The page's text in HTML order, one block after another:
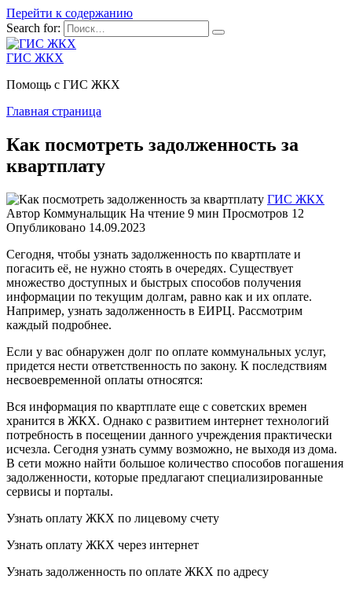
Перейти к содержанию
Search for:
ГИС ЖКХ
Помощь с ГИС ЖКХ
Главная страница
Как посмотреть задолженность за
квартплату
ГИС ЖКХ
Автор Коммунальщик На чтение 9 мин Просмотров 12
Опубликовано 14.09.2023
Сегодня, чтобы узнать задолженность по квартплате и
погасить её, не нужно стоять в очередях. Существует
множество доступных и быстрых способов получения
информации по текущим долгам, равно как и их оплате.
Например, узнать задолженность в ЕИРЦ. Рассмотрим
каждый подробнее.
Если у вас обнаружен долг по оплате коммунальных услуг,
придется нести ответственность по закону. К последствиям
несвоевременной оплаты относятся:
Вся информация по квартплате еще с советских времен
хранится в ЖКХ. Однако с развитием интернет технологий
потребность в посещении данного учреждения практически
исчезла. Сегодня узнать сумму возможно, не выходя из дома.
В сети можно найти большое количество способов погашения
задолженности, которые предлагают специализированные
сервисы и порталы.
Узнать оплату ЖКХ по лицевому счету
Узнать оплату ЖКХ через интернет
Узнать задолженность по оплате ЖКХ по адресу